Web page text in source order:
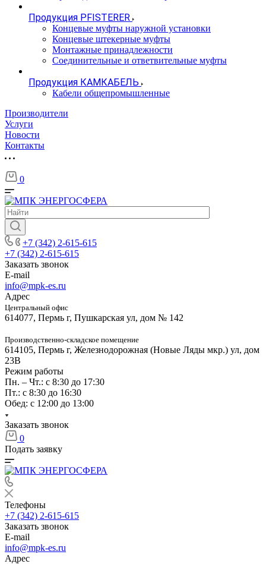
Продукция PFISTERER
Концевые муфты наружной установки
Концевые штекерные муфты
Монтажные принадлежности
Соединительные и ответвительные муфты
Продукция КАМКАБЕЛЬ
Кабели общепромышленные
Производители
Услуги
Новости
Контакты
0
+7 (342) 2-615-615
+7 (342) 2-615-615
Заказать звонок
E-mail
info@mpk-es.ru
Адрес
Центральный офис
614077, Пермь г, Пушкарская ул, дом № 142
Производственно-складское помещение
614105, Пермь г, Железнодорожная (Новые Ляды мкр.) ул, дом
23В
Режим работы
Пн. – Чт.: с 8:30 до 17:30
Пт.: с 8:30 до 16:30
Обед: с 12:00 до 13:00
Заказать звонок
0
Подать заявку
Телефоны
+7 (342) 2-615-615
Заказать звонок
E-mail
info@mpk-es.ru
Адрес